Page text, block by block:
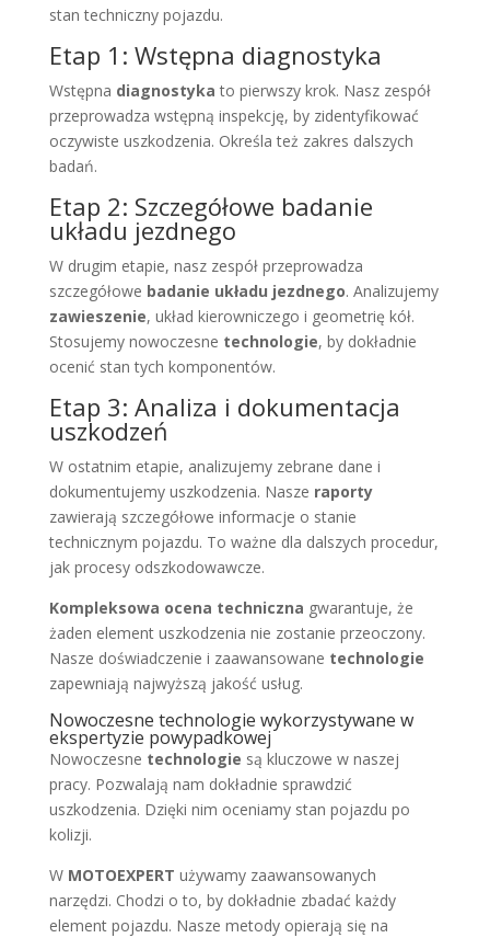
stan techniczny pojazdu.
Etap 1: Wstępna diagnostyka
Wstępna diagnostyka to pierwszy krok. Nasz zespół
przeprowadza wstępną inspekcję, by zidentyfikować
oczywiste uszkodzenia. Określa też zakres dalszych
badań.
Etap 2: Szczegółowe badanie
układu jezdnego
W drugim etapie, nasz zespół przeprowadza
szczegółowe badanie układu jezdnego. Analizujemy
zawieszenie, układ kierowniczego i geometrię kół.
Stosujemy nowoczesne technologie, by dokładnie
ocenić stan tych komponentów.
Etap 3: Analiza i dokumentacja
uszkodzeń
W ostatnim etapie, analizujemy zebrane dane i
dokumentujemy uszkodzenia. Nasze raporty
zawierają szczegółowe informacje o stanie
technicznym pojazdu. To ważne dla dalszych procedur,
jak procesy odszkodowawcze.
Kompleksowa ocena techniczna gwarantuje, że
żaden element uszkodzenia nie zostanie przeoczony.
Nasze doświadczenie i zaawansowane technologie
zapewniają najwyższą jakość usług.
Nowoczesne technologie wykorzystywane w
ekspertyzie powypadkowej
Nowoczesne technologie są kluczowe w naszej
pracy. Pozwalają nam dokładnie sprawdzić
uszkodzenia. Dzięki nim oceniamy stan pojazdu po
kolizji.
W MOTOEXPERT używamy zaawansowanych
narzędzi. Chodzi o to, by dokładnie zbadać każdy
element pojazdu. Nasze metody opierają się na